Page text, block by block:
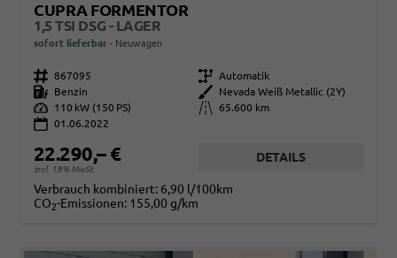
CUPRA FORMENTOR
1,5 TSI DSG - LAGER
sofort lieferbar Neuwagen
Fahrzeugnr. 867095 Getriebe Automatik
Kraftstoff
Benzin Außenfarbe
Nevada Weiß Metallic (2Y)
Leistung
110 kW (150 PS) Kilometerstand
65.600 km
01.06.2022
22.290,– €
incl. 19% MwSt.
DETAILS
Verbrauch kombiniert: 6,90 l/100km
CO2-Emissionen: 155,00 g/km